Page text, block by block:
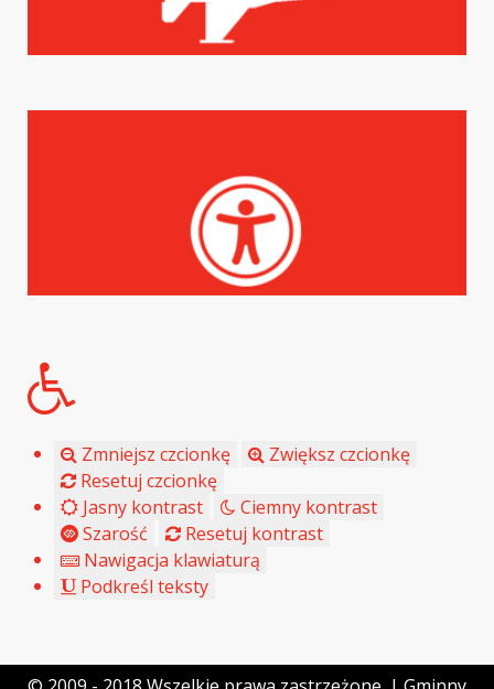
Zmniejsz czcionkę
Zwiększ czcionkę
Resetuj czcionkę
Jasny kontrast
Ciemny kontrast
Szarość
Resetuj kontrast
Nawigacja klawiaturą
Podkreśl teksty